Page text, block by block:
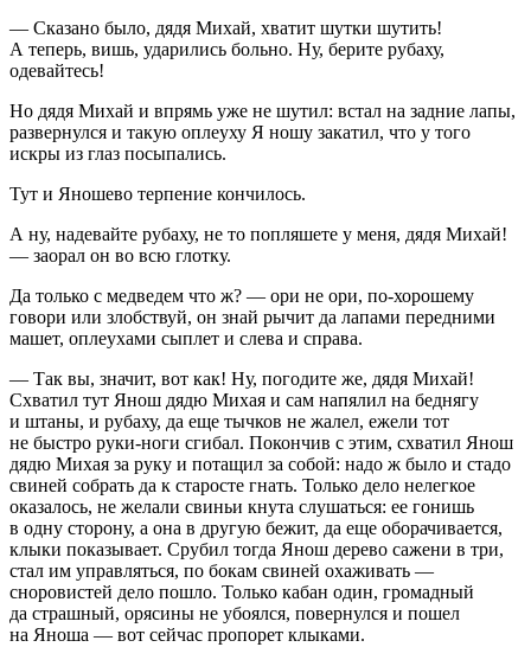
— Сказано было, дядя Михай, хватит шутки шутить!
А теперь, вишь, ударились больно. Ну, берите рубаху,
одевайтесь!
Но дядя Михай и впрямь уже не шутил: встал на задние лапы,
развернулся и такую оплеуху Я ношу закатил, что у того
искры из глаз посыпались.
Тут и Яношево терпение кончилось.
А ну, надевайте рубаху, не то попляшете у меня, дядя Михай!
— заорал он во всю глотку.
Да только с медведем что ж? — ори не ори, по-хорошему
говори или злобствуй, он знай рычит да лапами передними
машет, оплеухами сыплет и слева и справа.
— Так вы, значит, вот как! Ну, погодите же, дядя Михай!
Схватил тут Янош дядю Михая и сам напялил на беднягу
и штаны, и рубаху, да еще тычков не жалел, ежели тот
не быстро руки-ноги сгибал. Покончив с этим, схватил Янош
дядю Михая за руку и потащил за собой: надо ж было и стадо
свиней собрать да к старосте гнать. Только дело нелегкое
оказалось, не желали свиньи кнута слушаться: ее гонишь
в одну сторону, а она в другую бежит, да еще оборачивается,
клыки показывает. Срубил тогда Янош дерево сажени в три,
стал им управляться, по бокам свиней охаживать —
сноровистей дело пошло. Только кабан один, громадный
да страшный, орясины не убоялся, повернулся и пошел
на Яноша — вот сейчас пропорет клыками.